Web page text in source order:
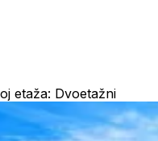
etaža: Dvoetažni